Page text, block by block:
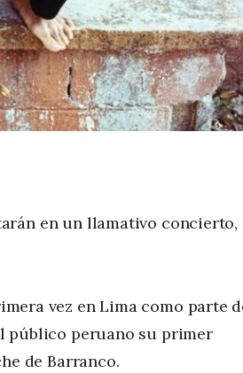
en un llamativo concierto,
vez en Lima como parte
público peruano su primer
de Barranco.